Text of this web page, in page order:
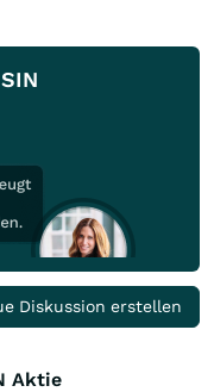
Diskussion erstellen
Aktie